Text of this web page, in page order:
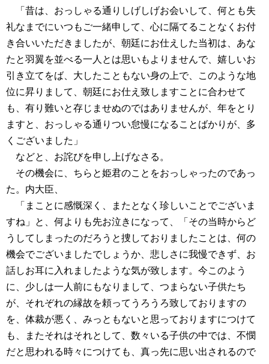
「昔は、おっしゃる通りしげしげお会いして、何とも失
礼なまでにいつもご一緒申して、心に隔てることなくお付
き合いいただきましたが、朝廷にお仕えした当初は、あな
たと羽翼を並べる一人とは思いもよりませんで、嬉しいお
引き立てをば、大したこともない身の上で、このような地
位に昇りまして、朝廷にお仕え致しますことに合わせて
も、有り難いと存じませぬのではありませんが、年をとり
ますと、おっしゃる通りつい怠慢になることばかりが、多
くございました」
などと、お詫びを申し上げなさる。
その機会に、ちらと姫君のことをおっしゃったのであっ
た。内大臣、
「まことに感慨深く、またとなく珍しいことでございま
すね」と、何よりも先お泣きになって、「その当時からど
うしてしまったのだろうと捜しておりましたことは、何の
機会でございましたでしょうか、悲しさに我慢できず、お
話しお耳に入れましたような気が致します。今このよう
に、少しは一人前にもなりまして、つまらない子供たち
が、それぞれの縁故を頼ってうろうろ致しておりますの
を、体裁が悪く、みっともないと思っておりますにつけて
も、またそれはそれとして、数々いる子供の中では、不憫
だと思われる時々につけても、真っ先に思い出されるので